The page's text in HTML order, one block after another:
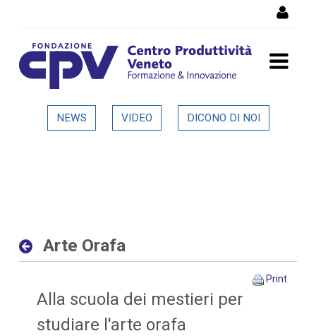
Arte Orafa - Dettaglio in
NEWS VIDEO DICONO DI NOI
Arte Orafa
Print
Alla scuola dei mestieri per
studiare l'arte orafa